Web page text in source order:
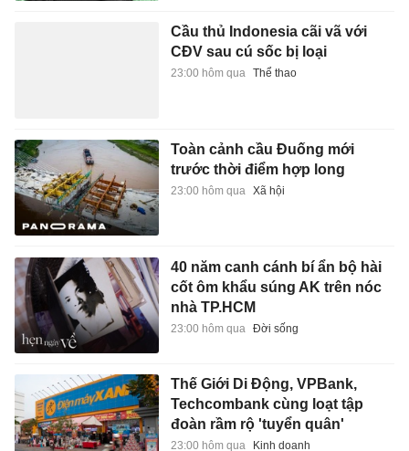
Cầu thủ Indonesia cãi vã với
CĐV sau cú sốc bị loại
23:00 hôm qua Thể thao
Toàn cảnh cầu Đuống mới
trước thời điểm hợp long
23:00 hôm qua Xã hội
40 năm canh cánh bí ẩn bộ hài
cốt ôm khẩu súng AK trên nóc
nhà TP.HCM
23:00 hôm qua Đời sống
Thế Giới Di Động, VPBank,
Techcombank cùng loạt tập
đoàn rầm rộ 'tuyển quân'
23:00 hôm qua Kinh doanh